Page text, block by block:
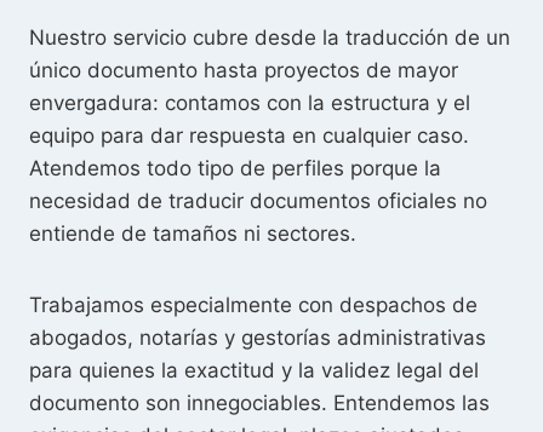
Nuestro servicio cubre desde la traducción de un
único documento hasta proyectos de mayor
envergadura: contamos con la estructura y el
equipo para dar respuesta en cualquier caso.
Atendemos todo tipo de perfiles porque la
necesidad de traducir documentos oficiales no
entiende de tamaños ni sectores.
Trabajamos especialmente con despachos de
abogados, notarías y gestorías administrativas
para quienes la exactitud y la validez legal del
documento son innegociables. Entendemos las